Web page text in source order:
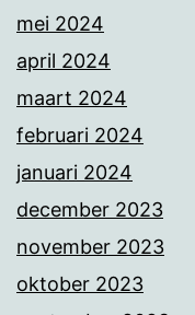
mei 2024
april 2024
maart 2024
februari 2024
januari 2024
december 2023
november 2023
oktober 2023